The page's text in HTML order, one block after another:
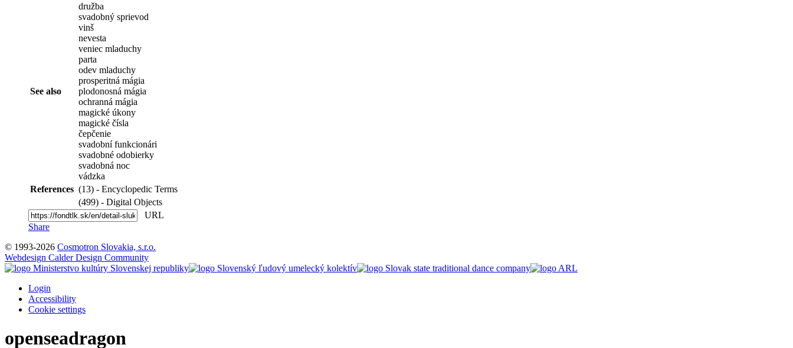
See also
družba
svadobný sprievod
vinš
nevesta
veniec mladuchy
parta
odev mladuchy
prosperitná mágia
plodonosná mágia
ochranná mágia
magické úkony
magické čísla
čepčenie
svadobní funkcionári
svadobné odobierky
svadobná noc
vádzka
References (13) - Encyclopedic Terms
(499) - Digital Objects
URL
Share
© 1993-2026 Cosmotron Slovakia, s.r.o.
Webdesign Calder Design Community
Login
Accessibility
Cookie settings
openseadragon